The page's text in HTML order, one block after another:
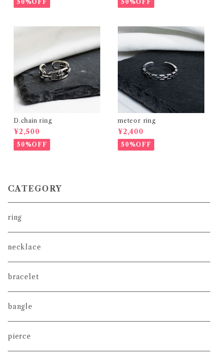
50%OFF 50%OFF
D.chain ring
¥2,500
50%OFF
meteor ring
¥2,400
50%OFF
CATEGORY
ring
necklace
bracelet
bangle
pierce